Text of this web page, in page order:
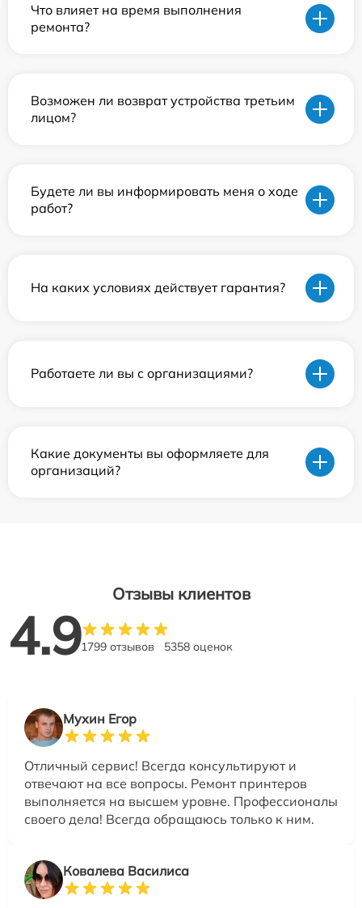
Что влияет на время выполнения
ремонта?
Возможен ли возврат устройства третьим
лицом?
Будете ли вы информировать меня о ходе
работ?
На каких условиях действует гарантия?
Работаете ли вы с организациями?
Какие документы вы оформляете для
организаций?
Отзывы клиентов
4.91799 отзывов 5358 оценок
Мухин Егор
Отличный сервис! Всегда консультируют и
отвечают на все вопросы. Ремонт принтеров
выполняется на высшем уровне. Профессионалы
своего дела! Всегда обращаюсь только к ним.
Ковалева Василиса